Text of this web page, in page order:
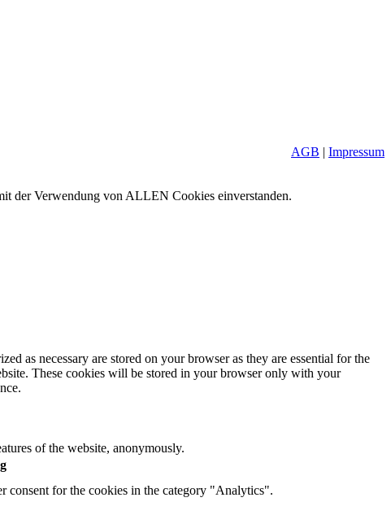
AGB | Impressum
der Verwendung von ALLEN Cookies einverstanden.
as necessary are stored on your browser as they are essential for the
These cookies will be stored in your browser only with your
of the website, anonymously.
consent for the cookies in the category "Analytics".